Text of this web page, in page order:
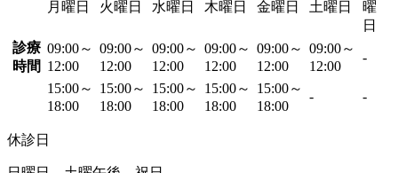
月曜日 火曜日 水曜日 木曜日 金曜日 土曜日
曜
日
診療
時間
09:00～
12:00
09:00～
12:00
09:00～
12:00
09:00～
12:00
09:00～
12:00
09:00～
12:00
-
15:00～
18:00
15:00～
18:00
15:00～
18:00
15:00～
18:00
15:00～
18:00
- -
休診日